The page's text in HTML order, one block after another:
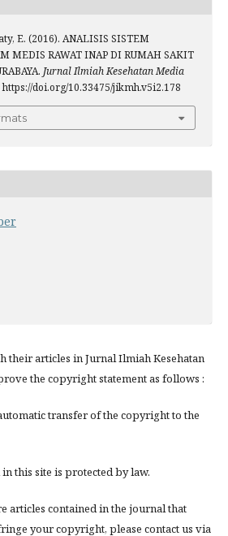
E. (2016). ANALISIS SISTEM
MEDIS RAWAT INAP DI RUMAH SAKIT
Jurnal Ilmiah Kesehatan Media
https://doi.org/10.33475/jikmh.v5i2.178
their articles in Jurnal Ilmiah Kesehatan
the copyright statement as follows :
transfer of the copyright to the
this site is protected by law.
articles contained in the journal that
your copyright, please contact us via